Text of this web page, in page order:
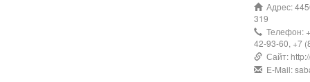
Адрес:
319
Телефон:
42-93-60, +7
Сайт:
E-Mail: